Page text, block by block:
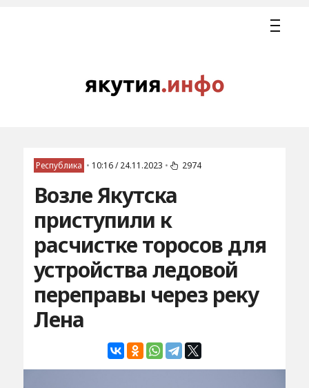
Республика • 10:16 / 24.11.2023 • 2974
Возле Якутска
приступили к
расчистке торосов для
устройства ледовой
переправы через реку
Лена